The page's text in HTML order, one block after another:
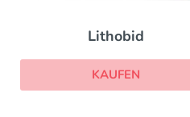
Strattera
KAUFEN